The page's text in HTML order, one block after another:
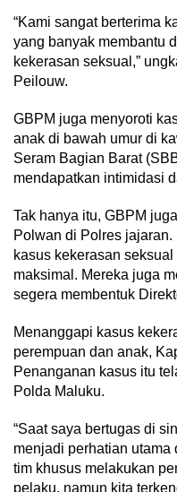
“Kami sangat berterima
yang banyak membantu
kekerasan seksual,”
Peilouw.
GBPM juga menyoroti
anak di bawah umur di
Seram Bagian Barat
mendapatkan intimidasi
Tak hanya itu, GBPM
Polwan di Polres
kasus kekerasan
maksimal. Mereka juga
segera membentuk
Menanggapi kasus
perempuan dan anak,
Penanganan kasus itu
Polda Maluku.
“Saat saya bertugas di
menjadi perhatian utama
tim khusus melakukan
pelaku, namun kita